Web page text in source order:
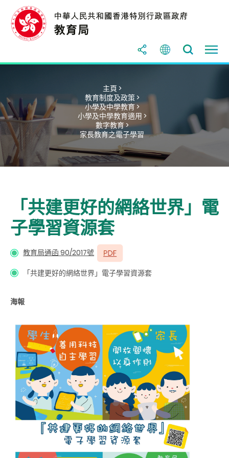
主頁 >
教育制度及政策 >
小學及中學教育 >
小學及中學教育適用 >
數字教育 >
家長教育之電子學習
「共建更好的網絡世界」電
子學習資源套
教育局通函 90/2017號
「共建更好的網絡世界」電子學習資源套
海報